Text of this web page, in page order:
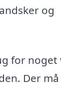
og
for noget
Der